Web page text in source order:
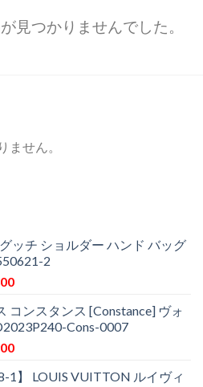
見つかりませんでした。
ません。
ッチ ショルダー ハンド バッグ
2
現
の
価
格
¥18,300
コンスタンス [Constance] ヴォ
Cons-0007
現
の
1】 LOUIS VUITTON ルイヴィ